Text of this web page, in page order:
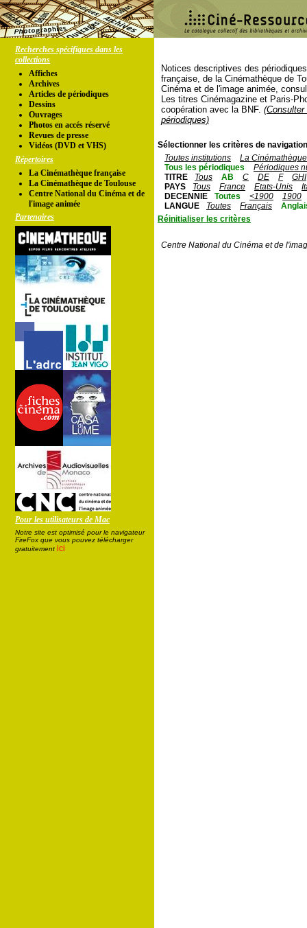
Recherches spécifiques dans les
collections
Affiches
Archives
Articles de périodiques
Dessins
Ouvrages
Photos en accés réservé
Revues de presse
Vidéos (DVD et VHS)
Répertoires
La Cinémathèque française
La Cinémathèque de Toulouse
Centre National du Cinéma et de
l'image animée
Partenaires
Pour les utilisateurs de Mac
Notre site est optimisé pour le navigateur
FireFox que vous pouvez télécharger
gratuitement ici
Notices descriptives des
française, de la Cinémathèque de
Cinéma et de l'image animée,
Les titres Cinémagazine et Paris-
coopération avec la BNF.
périodiques)
Sélectionner les critères de
Toutes institutions
La
Tous les périodiques
Périodiques
TITRE
Tous AB C DE F
GHI
PAYS
Tous France Etats-Unis
DECENNIE
Toutes <1900
1900
LANGUE
Toutes Français
Réinitialiser les critères
Centre National du Cinéma et de